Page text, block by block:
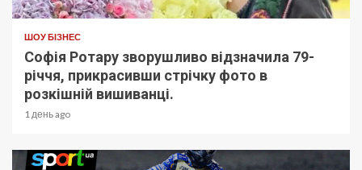
ШОУ БІЗНЕС
Софія Ротару зворушливо відзначила 79-
річчя, прикрасивши стрічку фото в
розкішній вишиванці.
1 день ago